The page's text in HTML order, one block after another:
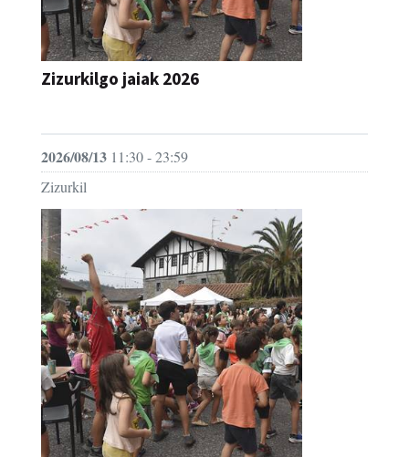
Zizurkilgo jaiak 2026
2026/08/13 11:30 - 23:59
Zizurkil